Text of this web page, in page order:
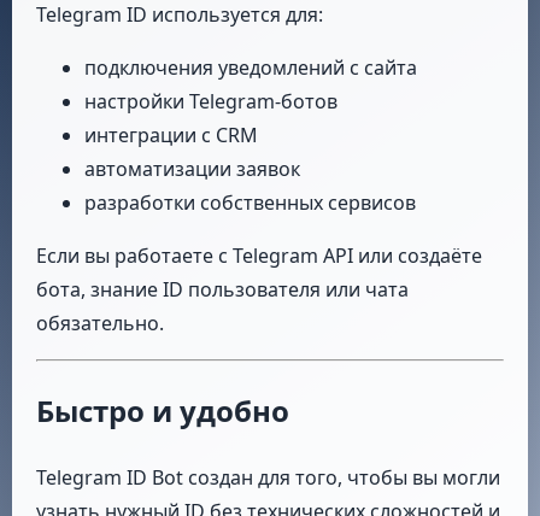
Telegram ID используется для:
подключения уведомлений с сайта
настройки Telegram-ботов
интеграции с CRM
автоматизации заявок
разработки собственных сервисов
Если вы работаете с Telegram API или создаёте
бота, знание ID пользователя или чата
обязательно.
Быстро и удобно
Telegram ID Bot создан для того, чтобы вы могли